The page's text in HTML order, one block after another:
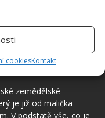
cookiesKontakt
zemědělské
je již od malička
V podstatě vše, co je